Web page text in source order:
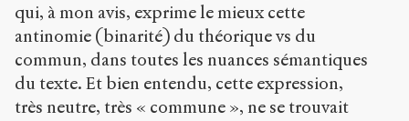
qui, à mon avis, exprime le mieux cette
antinomie (binarité) du théorique vs du
commun, dans toutes les nuances sémantiques
du texte. Et bien entendu, cette expression,
très neutre, très « commune », ne se trouvait